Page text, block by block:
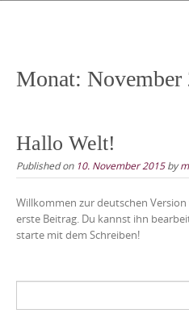
Monat: November
Hallo Welt!
Published on 10. November 2015by
Willkommen zur deutschen
erste Beitrag. Du kannst ihn
starte mit dem Schreiben!